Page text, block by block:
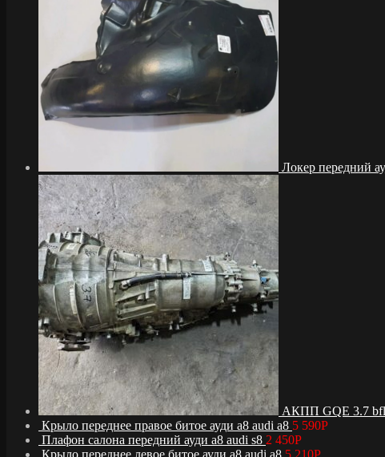
Локер передний
АКПП GQE 3.7 bfl
Крыло переднее правое битое ауди а8 audi a8 5 590Р
Плафон салона передний ауди а8 audi s8 2 450Р